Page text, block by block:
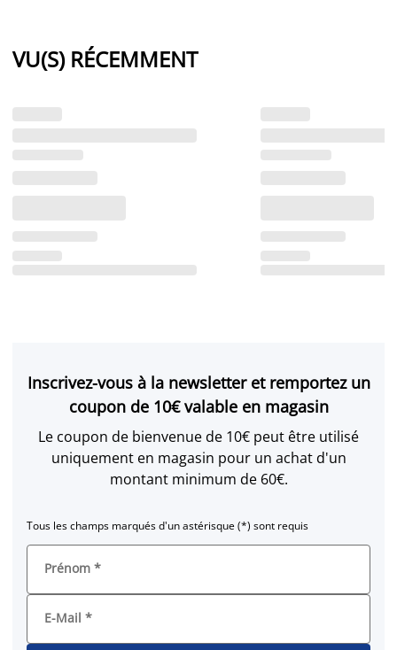
VU(S) RÉCEMMENT
Inscrivez-vous à la newsletter et remportez un
coupon de 10€ valable en magasin
Le coupon de bienvenue de 10€ peut être utilisé
uniquement en magasin pour un achat d'un
montant minimum de 60€.
Tous les champs marqués d'un astérisque (*) sont requis
Prénom *
E-Mail *